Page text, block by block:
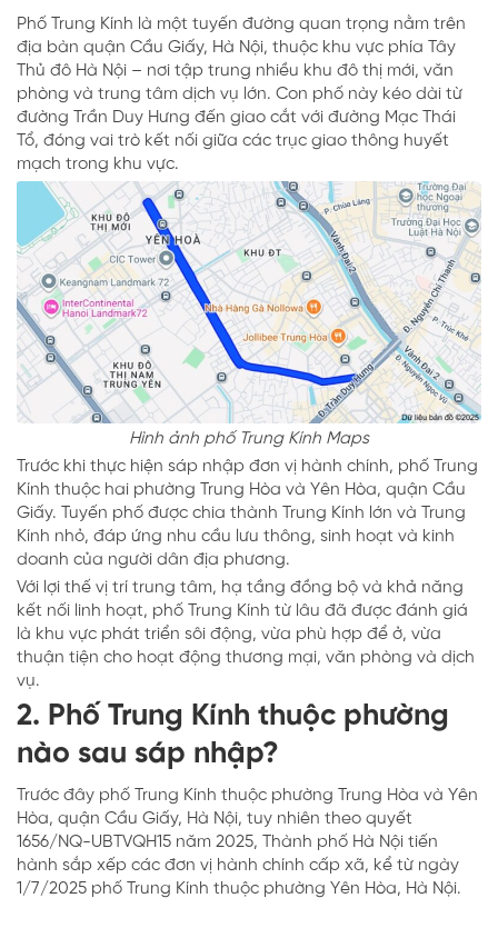
Phố Trung Kính là một tuyến đường quan trọng nằm trên
địa bàn quận Cầu Giấy, Hà Nội, thuộc khu vực phía Tây
Thủ đô Hà Nội – nơi tập trung nhiều khu đô thị mới, văn
phòng và trung tâm dịch vụ lớn. Con phố này kéo dài từ
đường Trần Duy Hưng đến giao cắt với đường Mạc Thái
Tổ, đóng vai trò kết nối giữa các trục giao thông huyết
mạch trong khu vực.
Hình ảnh phố Trung Kính Maps
Trước khi thực hiện sáp nhập đơn vị hành chính, phố Trung
Kính thuộc hai phường Trung Hòa và Yên Hòa, quận Cầu
Giấy. Tuyến phố được chia thành Trung Kính lớn và Trung
Kính nhỏ, đáp ứng nhu cầu lưu thông, sinh hoạt và kinh
doanh của người dân địa phương.
Với lợi thế vị trí trung tâm, hạ tầng đồng bộ và khả năng
kết nối linh hoạt, phố Trung Kính từ lâu đã được đánh giá
là khu vực phát triển sôi động, vừa phù hợp để ở, vừa
thuận tiện cho hoạt động thương mại, văn phòng và dịch
vụ.
2. Phố Trung Kính thuộc phường
nào sau sáp nhập?
Trước đây phố Trung Kính thuộc phường Trung Hòa và Yên
Hòa, quận Cầu Giấy, Hà Nội, tuy nhiên theo quyết
1656/NQ-UBTVQH15 năm 2025, Thành phố Hà Nội tiến
hành sắp xếp các đơn vị hành chính cấp xã, kể từ ngày
1/7/2025 phố Trung Kính thuộc phường Yên Hòa, Hà Nội.